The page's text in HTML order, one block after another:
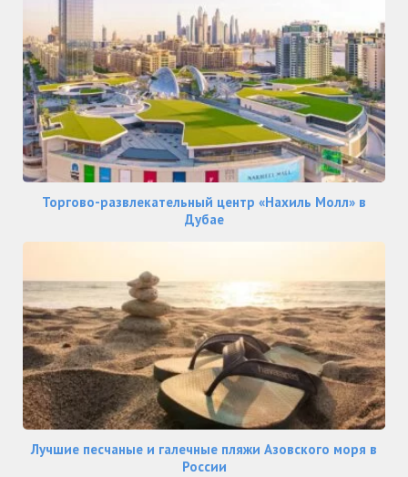
Торгово-развлекательный центр «Нахиль Молл» в
Дубае
Лучшие песчаные и галечные пляжи Азовского моря в
России